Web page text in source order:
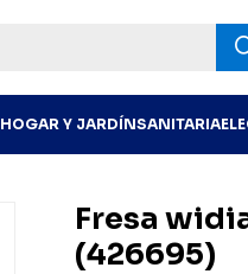
HOGAR Y JARDÍNSANITARIA
Fresa
(426695)